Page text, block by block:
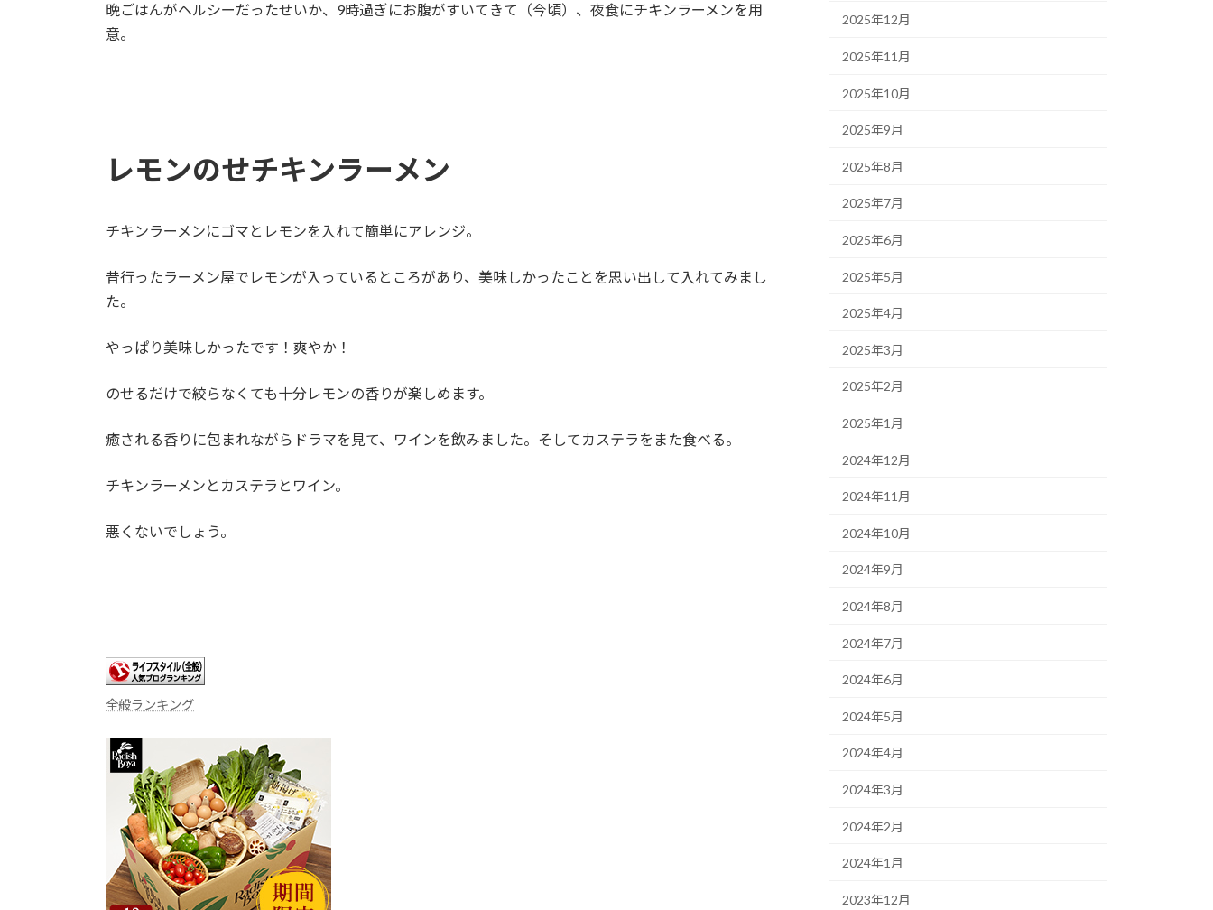
晩ごはんがヘルシーだったせいか、9時過ぎにお腹がすいてきて（今頃）、夜食にチキンラーメンを用
意。
レモンのせチキンラーメン
チキンラーメンにゴマとレモンを入れて簡単にアレンジ。
昔行ったラーメン屋でレモンが入っているところがあり、美味しかったことを思い出して入れてみまし
た。
やっぱり美味しかったです！爽やか！
のせるだけで絞らなくても十分レモンの香りが楽しめます。
癒される香りに包まれながらドラマを見て、ワインを飲みました。そしてカステラをまた食べる。
チキンラーメンとカステラとワイン。
悪くないでしょう。
全般ランキング
2025年12月
2025年11月
2025年10月
2025年9月
2025年8月
2025年7月
2025年6月
2025年5月
2025年4月
2025年3月
2025年2月
2025年1月
2024年12月
2024年11月
2024年10月
2024年9月
2024年8月
2024年7月
2024年6月
2024年5月
2024年4月
2024年3月
2024年2月
2024年1月
2023年12月